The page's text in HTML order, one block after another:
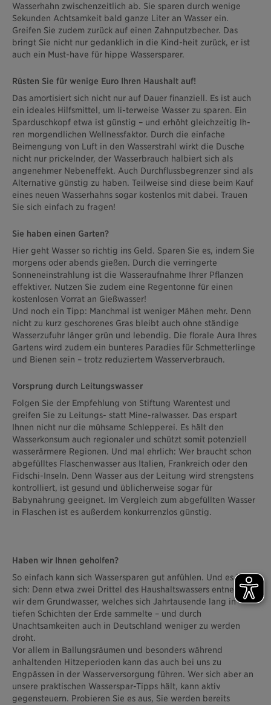
Wasserhahn zwischenzeitlich ab. Sie sparen durch wenige
Sekunden Achtsamkeit bald ganze Liter an Wasser ein.
Greifen Sie zudem zurück auf einen Zahnputzbecher. Das
bringt Sie nicht nur gedanklich in die Kind-heit zurück, er ist
auch ein Must-have für hippe Wassersparer.
Rüsten Sie für wenige Euro Ihren Haushalt auf!
Das amortisiert sich nicht nur auf Dauer finanziell. Es ist auch
ein ideales Hilfsmittel, um li-terweise Wasser zu sparen. Ein
Sparduschkopf etwa ist günstig – und erhöht gleichzeitig Ih-
ren morgendlichen Wellnessfaktor. Durch die einfache
Beimengung von Luft in den Wasserstrahl wirkt die Dusche
nicht nur prickelnder, der Wasserbrauch halbiert sich als
angenehmer Nebeneffekt. Auch Durchflussbegrenzer sind als
Alternative günstig zu haben. Teilweise sind diese beim Kauf
eines neuen Wasserhahns sogar kostenlos mit dabei. Trauen
Sie sich einfach zu fragen!
Sie haben einen Garten?
Hier geht Wasser so richtig ins Geld. Sparen Sie es, indem Sie
morgens oder abends gießen. Durch die verringerte
Sonneneinstrahlung ist die Wasseraufnahme Ihrer Pflanzen
effektiver. Nutzen Sie zudem eine Regentonne für einen
kostenlosen Vorrat an Gießwasser!
Und noch ein Tipp: Manchmal ist weniger Mähen mehr. Denn
nicht zu kurz geschorenes Gras bleibt auch ohne ständige
Wasserzufuhr länger grün und lebendig. Die florale Aura Ihres
Gartens wird zudem ein bunteres Paradies für Schmetterlinge
und Bienen sein – trotz reduziertem Wasserverbrauch.
Vorsprung durch Leitungswasser
Folgen Sie der Empfehlung von Stiftung Warentest und
greifen Sie zu Leitungs- statt Mine-ralwasser. Das erspart
Ihnen nicht nur die mühsame Schlepperei. Es hält den
Wasserkonsum auch regionaler und schützt somit potenziell
wasserärmere Regionen. Und mal ehrlich: Wer braucht schon
abgefülltes Flaschenwasser aus Italien, Frankreich oder den
Fidschi-Inseln. Denn Wasser aus der Leitung wird strengstens
kontrolliert, ist gesund und üblicherweise sogar für
Babynahrung geeignet. Im Vergleich zum abgefüllten Wasser
in Flaschen ist es außerdem konkurrenzlos günstig.
Haben wir Ihnen geholfen?
So einfach kann sich Wassersparen gut anfühlen. Und es lohnt
sich: Denn etwa zwei Drittel des Haushaltswassers entnehmen
wir dem Grundwasser, welches sich Jahrtausende lang in
tiefen Schichten der Erde sammelte – und durch
Unachtsamkeiten auch in Deutschland weniger zu werden
droht.
Vor allem in Ballungsräumen und besonders während
anhaltenden Hitzeperioden kann das auch bei uns zu
Engpässen in der Wasserversorgung führen. Wer sich aber an
unsere praktischen Wasserspar-Tipps hält, kann aktiv
gegensteuern. Probieren Sie es aus, Sie werden bereits